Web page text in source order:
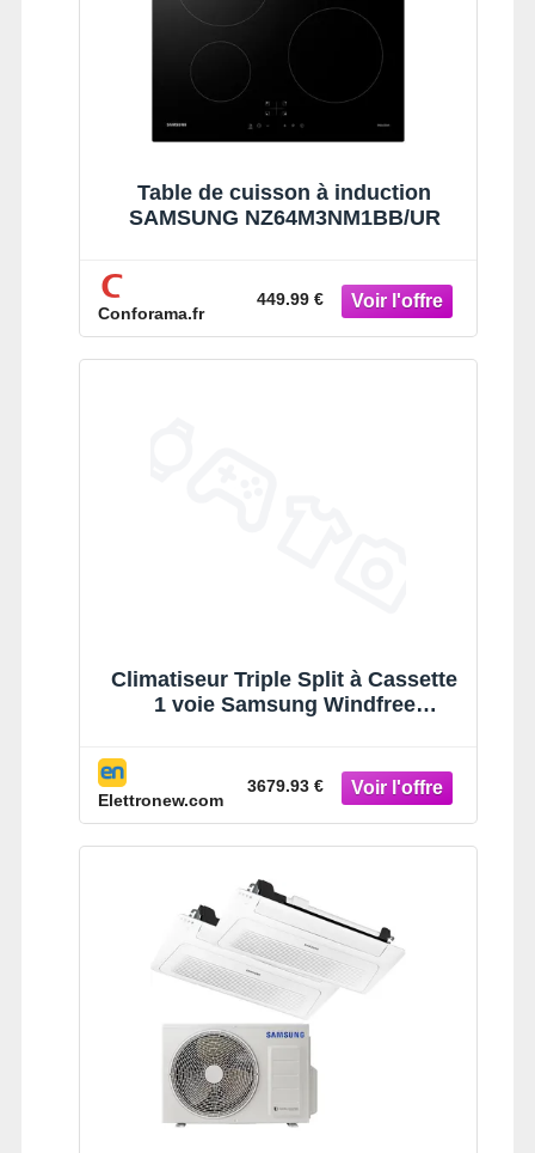
Table de cuisson à induction
SAMSUNG NZ64M3NM1BB/UR
Conforama.fr
449.99 €
Climatiseur Triple Split à Cassette
1 voie Samsung Windfree
Elettronew.com
3679.93 €